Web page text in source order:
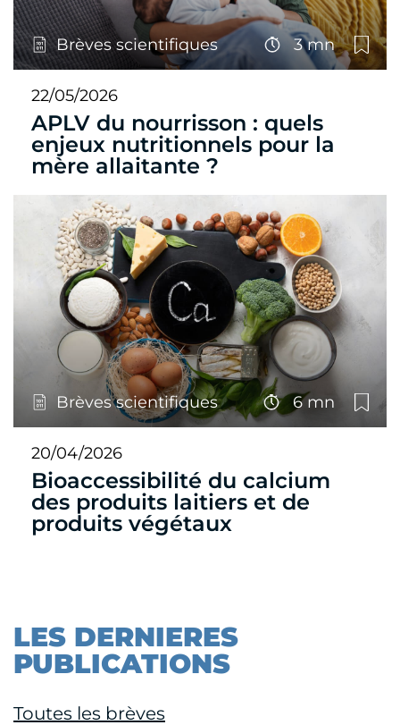
Brèves scientifiques 3 mn
22/05/2026
APLV du nourrisson : quels
enjeux nutritionnels pour la
mère allaitante ?
Brèves scientifiques 6 mn
20/04/2026
Bioaccessibilité du calcium
des produits laitiers et de
produits végétaux
LES DERNIERES
PUBLICATIONS
Toutes les brèves